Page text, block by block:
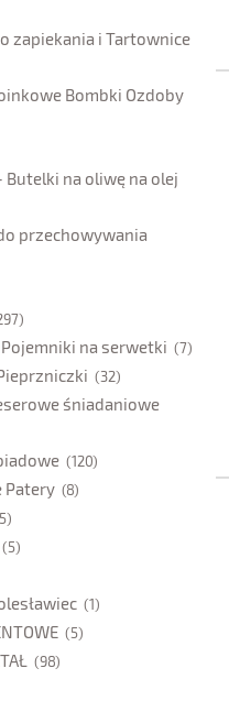
zapiekania i Tartownice
Bombki Ozdoby
Butelki na oliwę na olej
przechowywania
na serwetki (7)
(32)
śniadaniowe
(120)
Patery (8)
(5)
(1)
(5)
(98)